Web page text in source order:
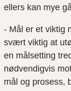
ellers kan mye
- Mål er et
svært viktig at
en målsetting
nødvendigvis
mål og prosess,